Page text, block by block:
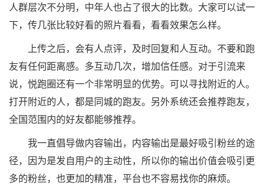
人群层次不分明，中年人也占了很大的比数。大家可以试一
下，传几张比较好看的照片看看，看看效果怎么样。
上传之后，会有人点评，及时回复和人互动。不要和跑
友有任何距离感。多互动几次，增加信任感。对于引流来
说，悦跑圈还有一个非常明显的优势。可以寻找附近的人。
打开附近的人，都是同城的跑友。另外系统还会推荐跑友，
全国范围内的好友都能够推荐。
我一直倡导做内容输出，内容输出是最好吸引粉丝的途
径，因为是发自用户的主动性，所以你的输出价值会吸引更
多的粉丝，也更加的精准，平台也不容易找你的麻烦。